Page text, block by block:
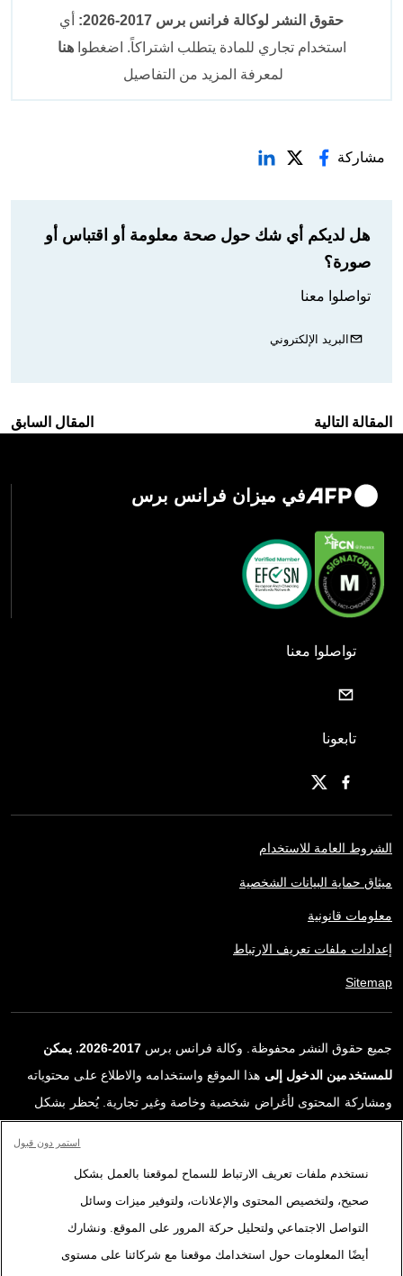
حقوق النشر لوكالة فرانس برس 2017-2026:
أي
استخدام تجاري للمادة يتطلب اشتراكاً. اضغطواهنا
لمعرفة المزيد من التفاصيل
مشاركة
هل لديكم أي شك حول صحة معلومة أو اقتباس أو
صورة؟
تواصلوا معنا
البريد الإلكتروني
المقالة التالية المقال السابق
في ميزان فرانس برس
تواصلوا معنا
تابعونا
الشروط العامة للاستخدام
ميثاق حماية البيانات الشخصية
معلومات قانونية
إعدادات ملفات تعريف الارتباط
Sitemap
جميع حقوق النشر محفوظة. وكالة فرانس برس
2017-2026. يمكن
للمستخدمين الدخول إلى هذا الموقع واستخدامه والاطلاع على محتوياته
ومشاركة المحتوى لأغراض شخصية وخاصة وغير تجارية. يُحظر بشكل
ترخيص محددة موقعة مع وكالة فرانس برس. المواد والروابط الواردة في
التقارير، والتي لم تنتجها وكالة فرانس برس، مستخدمة فقط وبالقدر
اللازم كعناصر إثبات لمحتوى هذه التقارير. لم تحصل فرانس برس على أي
حقوق من المؤلفين أو مالكي حقوق النشر لهذا المحتوى ولا تتحمّل أي
نستخدم ملفات تعريف الارتباط للسماح لموقعنا بالعمل بشكل
صحيح، ولتخصيص المحتوى والإعلانات، ولتوفير ميزات وسائل
التواصل الاجتماعي ولتحليل حركة المرور على الموقع. ونشارك
أيضًا المعلومات حول استخدامك موقعنا مع شركائنا على مستوى
استمر دون قبول